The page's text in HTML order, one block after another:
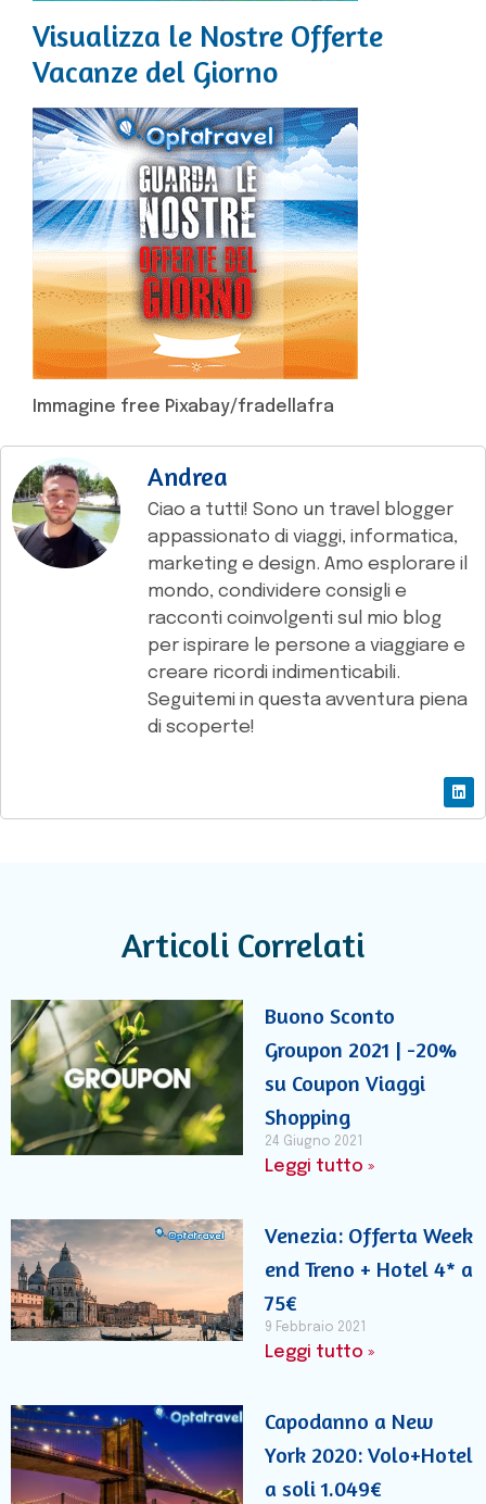
Visualizza le Nostre Offerte
Vacanze del Giorno
Immagine free Pixabay/fradellafra
Andrea
Ciao a tutti! Sono un travel blogger
appassionato di viaggi, informatica,
marketing e design. Amo esplorare il
mondo, condividere consigli e
racconti coinvolgenti sul mio blog
per ispirare le persone a viaggiare e
creare ricordi indimenticabili.
Seguitemi in questa avventura piena
di scoperte!
Articoli Correlati
Buono Sconto
Groupon 2021 | -20%
su Coupon Viaggi
Shopping
24 Giugno 2021
Leggi tutto »
Venezia: Offerta Week
end Treno + Hotel 4* a
75€
9 Febbraio 2021
Leggi tutto »
Capodanno a New
York 2020: Volo+Hotel
a soli 1.049€